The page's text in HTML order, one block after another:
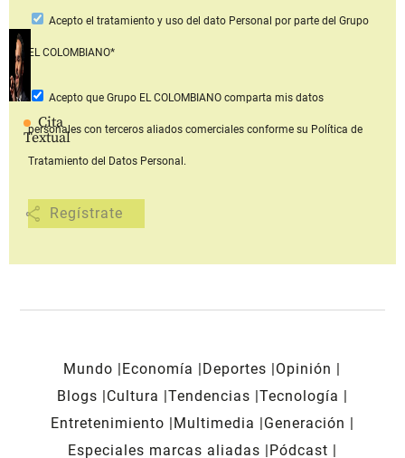
Cita
Textual
share
Acepto el tratamiento y uso del dato Personal por parte del Grupo
EL COLOMBIANO*
Acepto que Grupo EL COLOMBIANOcomparta mis datos
personales con terceros aliados comerciales conforme su Política de
Tratamiento del Datos Personal.
Mundo Economía Deportes
Opinión
Blogs
Cultura Tendencias Tecnología
Entretenimiento
Multimedia
Generación
Especiales marcas aliadas
Pódcast